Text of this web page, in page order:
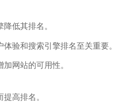
低其排名。
验和搜索引擎排名至关重要。
网站的可用性。
高排名。